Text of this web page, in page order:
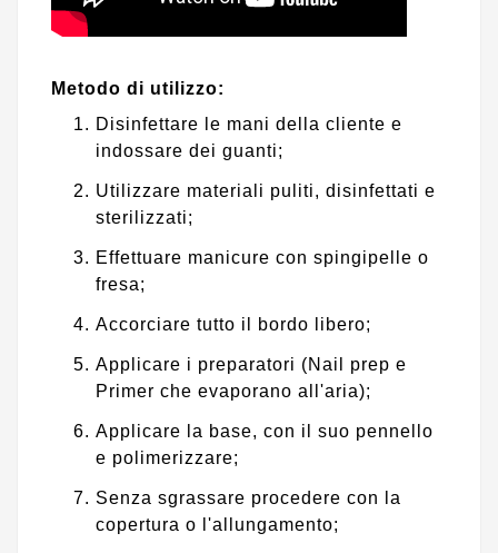
Metodo di utilizzo:
Disinfettare le mani della cliente e
indossare dei guanti;
Utilizzare materiali puliti, disinfettati e
sterilizzati;
Effettuare manicure con spingipelle o
fresa;
Accorciare tutto il bordo libero;
Applicare i preparatori (Nail prep e
Primer che evaporano all'aria);
Applicare la base, con il suo pennello
e polimerizzare;
Senza sgrassare procedere con la
copertura o l'allungamento;